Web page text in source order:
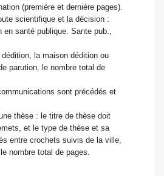
(première et dernière pages).
scientifique et la décision :
en santé publique. Sante pub.,
la maison dédition ou
parution, le nombre total de
sont précédés et
thèse : le titre de thèse doit
et le type de thèse et sa
entre crochets suivis de la ville,
le nombre total de pages.